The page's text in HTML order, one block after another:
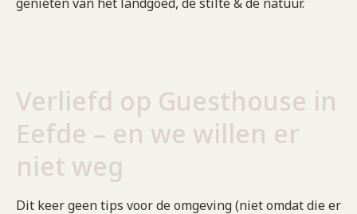
Verliefd op Guesthouse in
Eefde – en we willen er
niet weg
Dit keer geen tips voor de omgeving (niet omdat die er